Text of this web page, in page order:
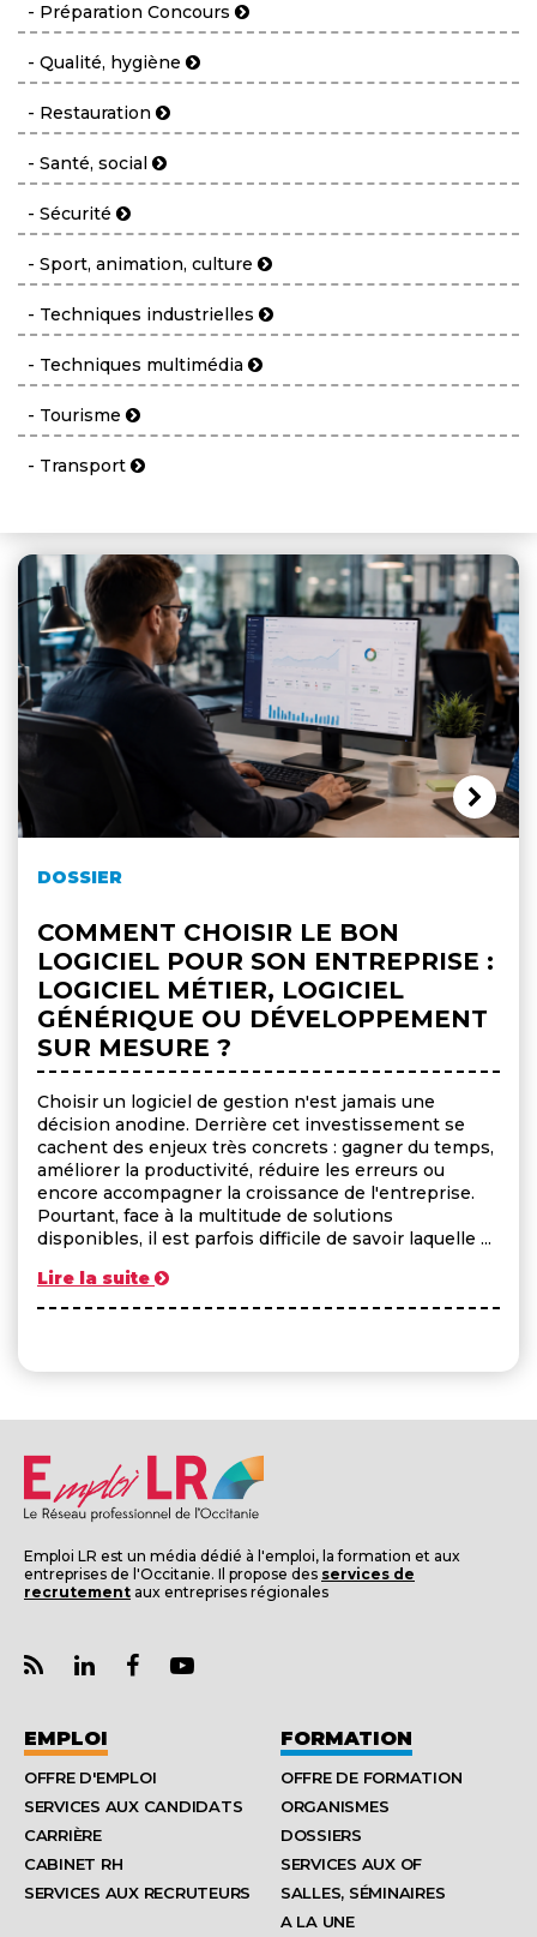
- Préparation Concours
- Qualité, hygiène
- Restauration
- Santé, social
- Sécurité
- Sport, animation, culture
- Techniques industrielles
- Techniques multimédia
- Tourisme
- Transport
DOSSIER
COMMENT CHOISIR LE BON
LOGICIEL POUR SON ENTREPRISE :
LOGICIEL MÉTIER, LOGICIEL
GÉNÉRIQUE OU DÉVELOPPEMENT
SUR MESURE ?
Choisir un logiciel de gestion n'est jamais une
décision anodine. Derrière cet investissement se
cachent des enjeux très concrets : gagner du temps,
améliorer la productivité, réduire les erreurs ou
encore accompagner la croissance de l'entreprise.
Pourtant, face à la multitude de solutions
disponibles, il est parfois difficile de savoir laquelle ...
Lire la suite
Emploi LR est un média dédié à l'emploi, la formation et aux
entreprises de l'Occitanie. Il propose des services de
recrutement aux entreprises régionales
EMPLOI
OFFRE D'EMPLOI
SERVICES AUX CANDIDATS
CARRIÈRE
CABINET RH
SERVICES AUX RECRUTEURS
FORMATION
OFFRE DE FORMATION
ORGANISMES
DOSSIERS
SERVICES AUX OF
SALLES, SÉMINAIRES
A LA UNE